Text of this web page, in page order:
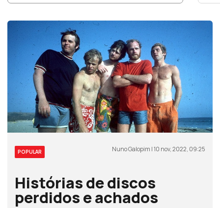
POPULAR Nuno Galopim | 10 nov, 2022, 09:25
Histórias de discos
perdidos e achados